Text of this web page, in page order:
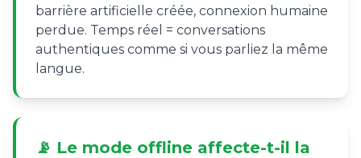
barrière artificielle créée, connexion humaine
perdue. Temps réel = conversations
authentiques comme si vous parliez la même
langue.
📡 Le mode offline affecte-t-il la